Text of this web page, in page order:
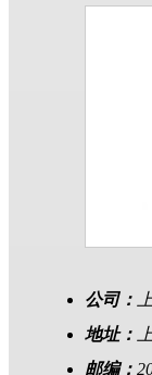
公司：
地址：
邮编：